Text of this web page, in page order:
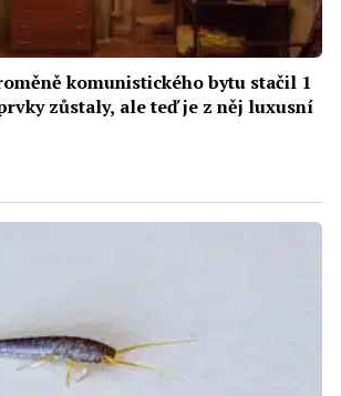
komunistického bytu stačil 1
zůstaly, ale teď je z něj luxusní